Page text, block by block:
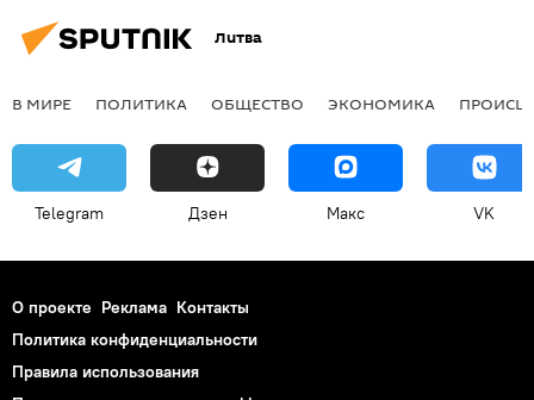
Литва
В МИРЕ ПОЛИТИКА ОБЩЕСТВО ЭКОНОМИКА
Telegram Дзен Макс VK
О проекте Реклама Контакты
Политика конфиденциальности
Правила использования